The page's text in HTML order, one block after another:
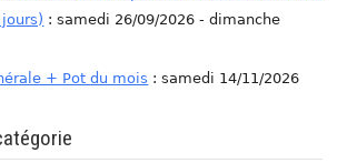
: samedi 26/09/2026 - dimanche
+ Pot du mois : samedi 14/11/2026